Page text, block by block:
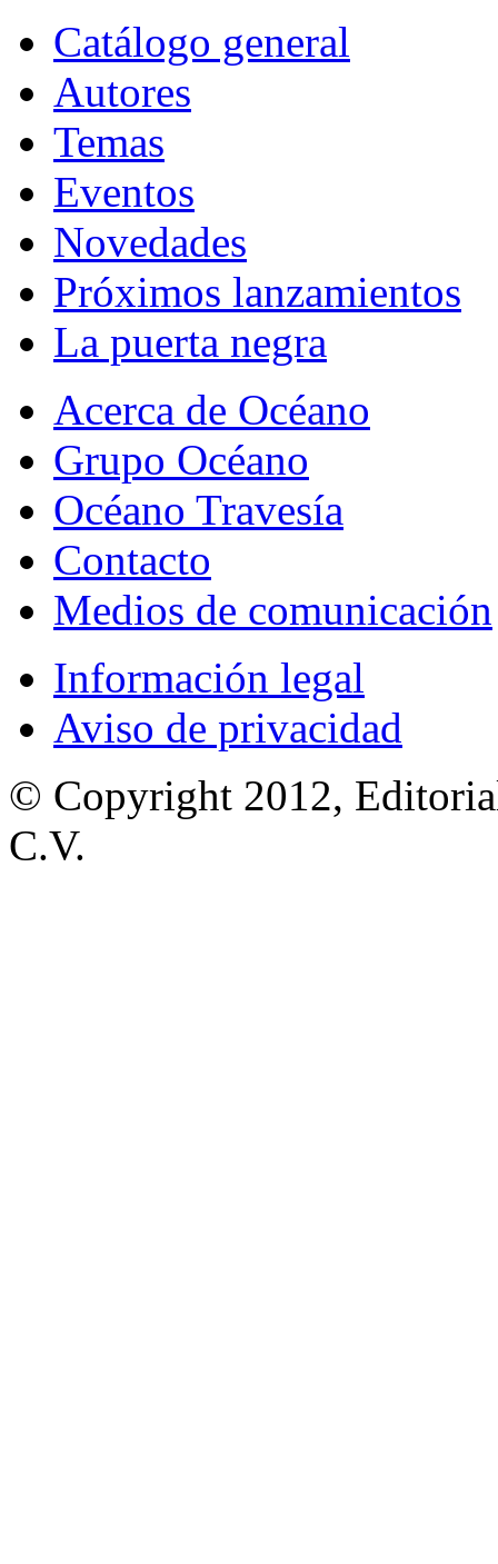
Catálogo general
Autores
Temas
Eventos
Novedades
Próximos lanzamientos
La puerta negra
Acerca de Océano
Grupo Océano
Océano Travesía
Contacto
Medios de comunicación
Información legal
Aviso de privacidad
© Copyright 2012,
C.V.